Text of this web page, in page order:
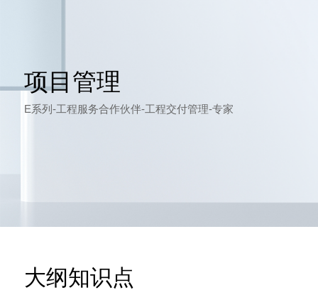
项目管理
E系列-工程服务合作伙伴-工程交付管理-专家
大纲知识点